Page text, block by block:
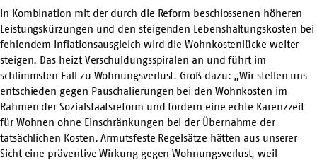
In Kombination mit der durch die Reform beschlossenen höheren
Leistungskürzungen und den steigenden Lebenshaltungskosten bei
fehlendem Inflationsausgleich wird die Wohnkostenlücke weiter
steigen. Das heizt Verschuldungsspiralen an und führt im
schlimmsten Fall zu Wohnungsverlust. Groß dazu: „Wir stellen uns
entschieden gegen Pauschalierungen bei den Wohnkosten im
Rahmen der Sozialstaatsreform und fordern eine echte Karenzzeit
für Wohnen ohne Einschränkungen bei der Übernahme der
tatsächlichen Kosten. Armutsfeste Regelsätze hätten aus unserer
Sicht eine präventive Wirkung gegen Wohnungsverlust, weil